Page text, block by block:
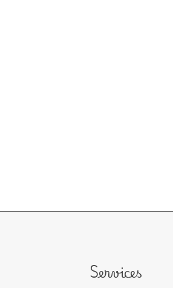
Services